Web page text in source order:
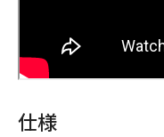
仕様